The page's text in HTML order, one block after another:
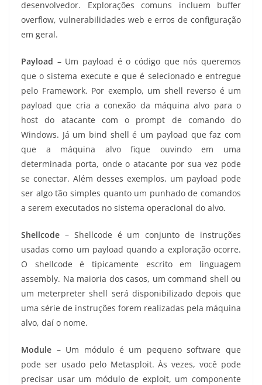
desenvolvedor. Explorações comuns incluem buffer
overflow, vulnerabilidades web e erros de configuração
em geral.
Payload – Um payload é o código que nós queremos
que o sistema execute e que é selecionado e entregue
pelo Framework. Por exemplo, um shell reverso é um
payload que cria a conexão da máquina alvo para o
host do atacante com o prompt de comando do
Windows. Já um bind shell é um payload que faz com
que a máquina alvo fique ouvindo em uma
determinada porta, onde o atacante por sua vez pode
se conectar. Além desses exemplos, um payload pode
ser algo tão simples quanto um punhado de comandos
a serem executados no sistema operacional do alvo.
Shellcode – Shellcode é um conjunto de instruções
usadas como um payload quando a exploração ocorre.
O shellcode é tipicamente escrito em linguagem
assembly. Na maioria dos casos, um command shell ou
um meterpreter shell será disponibilizado depois que
uma série de instruções forem realizadas pela máquina
alvo, daí o nome.
Module – Um módulo é um pequeno software que
pode ser usado pelo Metasploit. Às vezes, você pode
precisar usar um módulo de exploit, um componente